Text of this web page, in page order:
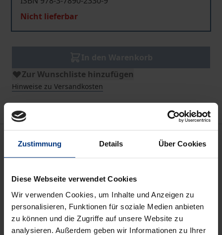
Zustimmung Details Über Cookies
Diese Webseite verwendet Cookies
Wir verwenden Cookies, um Inhalte und Anzeigen zu
personalisieren, Funktionen für soziale Medien anbieten
zu können und die Zugriffe auf unsere Website zu
analysieren. Außerdem geben wir Informationen zu Ihrer
Nicht lieferbar
Zur Wunschliste hinzufügen
Hinweise zu Versandkosten
1
ISBN
978-3-7890-2330-9